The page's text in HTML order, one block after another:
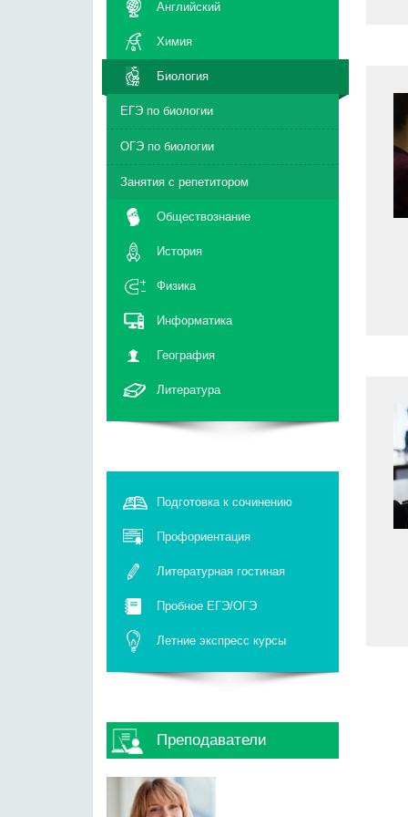
Английский
Химия
Биология
ЕГЭ по биологии
ОГЭ по биологии
Занятия с репетитором
Обществознание
История
Физика
Информатика
География
Литература
Подготовка к сочинению
Профориентация
Литературная гостиная
Пробное ЕГЭ/ОГЭ
Летние экспресс курсы
Преподаватели